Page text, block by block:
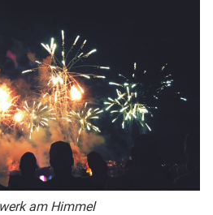
am Himmel